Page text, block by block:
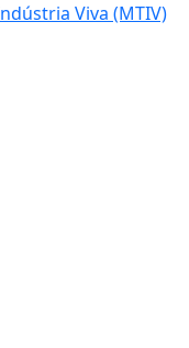
Viva (MTIV)